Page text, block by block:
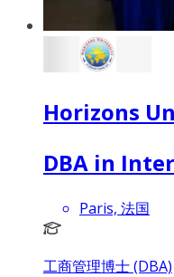
Horizons
DBA in
Paris, 法国
工商管理博士 (DBA)